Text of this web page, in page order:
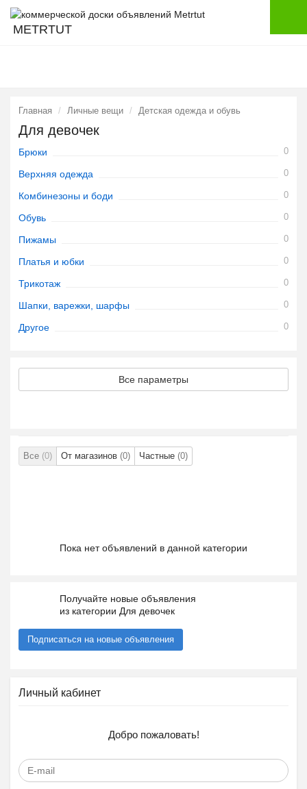
METRTUT
Главная Личные вещи Детская одежда и обувь
Для девочек
Брюки 0
Верхняя одежда 0
Комбинезоны и боди 0
Обувь 0
Пижамы 0
Платья и юбки 0
Трикотаж 0
Шапки, варежки, шарфы 0
Другое 0
Все параметры
Все (0) От магазинов (0) Частные (0)
Пока нет объявлений в данной категории
Получайте новые объявления
из категории Для девочек
Подписаться на новые объявления
Личный кабинет
Добро пожаловать!